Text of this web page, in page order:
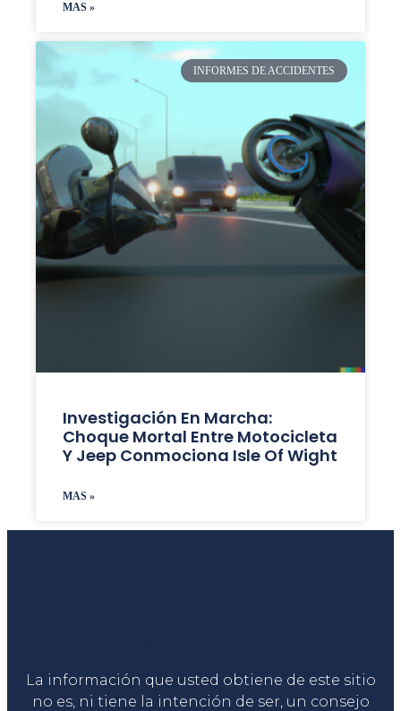
MAS »
INFORMES DE ACCIDENTES
Investigación En Marcha:
Choque Mortal Entre Motocicleta
Y Jeep Conmociona Isle Of Wight
MAS »
La información que usted obtiene de este sitio
no es, ni tiene la intención de ser, un consejo